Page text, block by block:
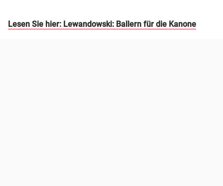
Lesen Sie hier: Lewandowski: Ballern für die Kanone